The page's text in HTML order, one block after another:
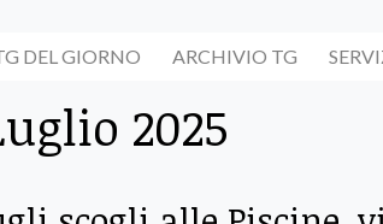
DEL GIORNO ARCHIVIO TG
2025